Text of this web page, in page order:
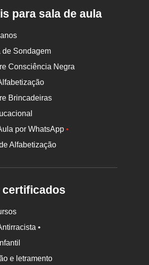
para sala de aula
de Sondagem
Consciência Negra
Brincadeiras
por WhatsApp•
Alfabetização
certificados
•
e letramento